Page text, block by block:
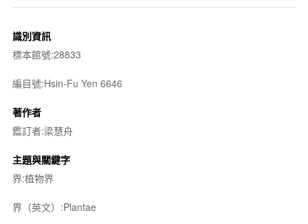
識別資訊
標本館號:28833
編目號:Hsin-Fu Yen 6646
著作者
鑑訂者:梁慧舟
主題與關鍵字
界:植物界
界（英文）:Plantae